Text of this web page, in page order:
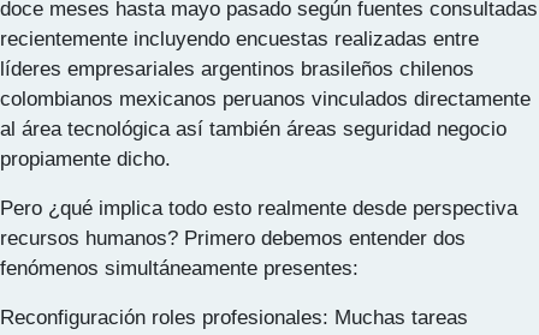
doce meses hasta mayo pasado según fuentes consultadas
recientemente incluyendo encuestas realizadas entre
líderes empresariales argentinos brasileños chilenos
colombianos mexicanos peruanos vinculados directamente
al área tecnológica así también áreas seguridad negocio
propiamente dicho.
Pero ¿qué implica todo esto realmente desde perspectiva
recursos humanos? Primero debemos entender dos
fenómenos simultáneamente presentes:
Reconfiguración roles profesionales: Muchas tareas